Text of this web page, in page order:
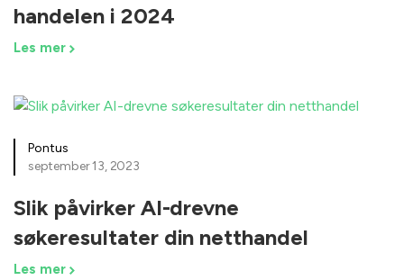
handelen i 2024
Les mer
Pontus
september 13, 2023
Slik påvirker AI-drevne
søkeresultater din netthandel
Les mer